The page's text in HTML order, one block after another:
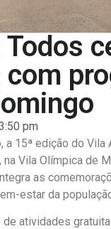
pm
15ª edição do
Vila Olímpica de
as
estar da
atividades